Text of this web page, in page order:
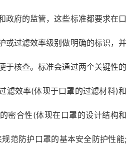
政府的监管，这些标准都要求在口
或过滤效率级别做明确的标识，并
于核查。标准会通过两个关键性的
滤效率(体现于口罩的过滤材料)和
密合性(体现在口罩的设计结构和
范防护口罩的基本安全防护性能;